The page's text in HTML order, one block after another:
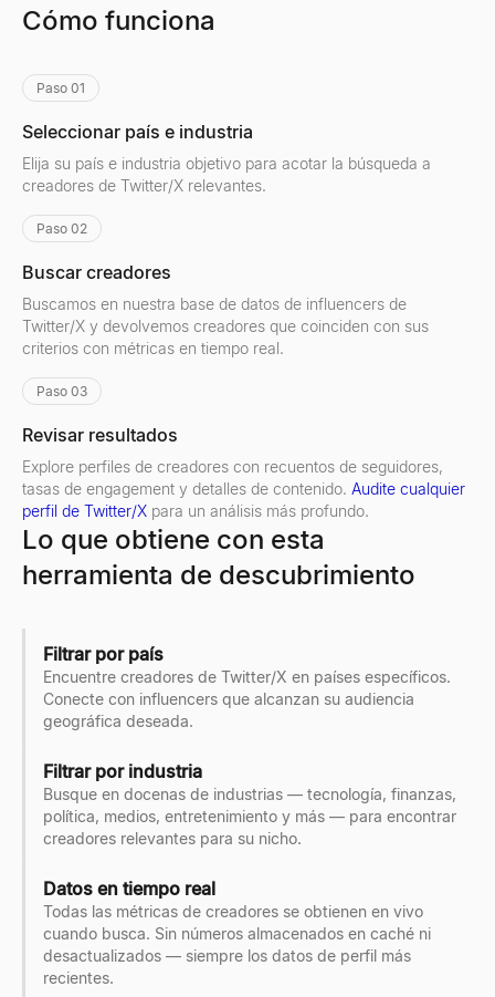
Cómo funciona
Paso 01
Seleccionar país e industria
Elija su país e industria objetivo para acotar la búsqueda a
creadores de Twitter/X relevantes.
Paso 02
Buscar creadores
Buscamos en nuestra base de datos de influencers de
Twitter/X y devolvemos creadores que coinciden con sus
criterios con métricas en tiempo real.
Paso 03
Revisar resultados
Explore perfiles de creadores con recuentos de seguidores,
tasas de engagement y detalles de contenido. Audite cualquier
perfil de Twitter/X para un análisis más profundo.
Lo que obtiene con esta
herramienta de descubrimiento
Filtrar por país
Encuentre creadores de Twitter/X en países específicos.
Conecte con influencers que alcanzan su audiencia
geográfica deseada.
Filtrar por industria
Busque en docenas de industrias — tecnología, finanzas,
política, medios, entretenimiento y más — para encontrar
creadores relevantes para su nicho.
Datos en tiempo real
Todas las métricas de creadores se obtienen en vivo
cuando busca. Sin números almacenados en caché ni
desactualizados — siempre los datos de perfil más
recientes.